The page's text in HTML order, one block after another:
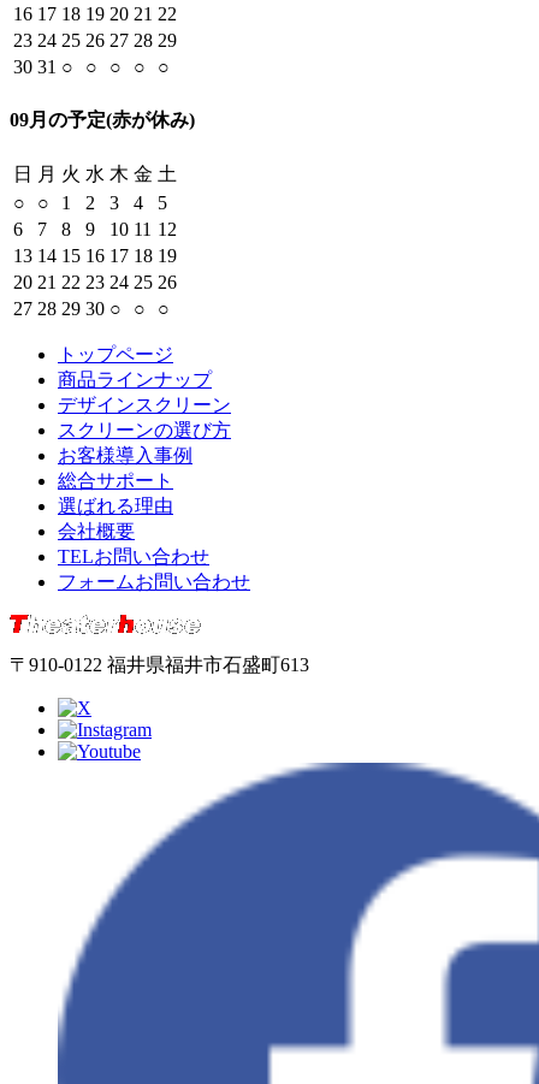
16 17 18 19 20 21 22
23 24 25 26 27 28 29
30 31 ○ ○ ○ ○ ○
09月の予定(赤が休み)
日 月 火 水 木 金 土
○
○ 1 2 3 4
5
6
7 8 9 10 11 12
13 14 15 16 17 18 19
20 21 22 23 24 25 26
27 28 29 30 ○ ○ ○
トップページ
商品ラインナップ
デザインスクリーン
スクリーンの選び方
お客様導入事例
総合サポート
選ばれる理由
会社概要
TELお問い合わせ
フォームお問い合わせ
〒910-0122 福井県福井市石盛町613